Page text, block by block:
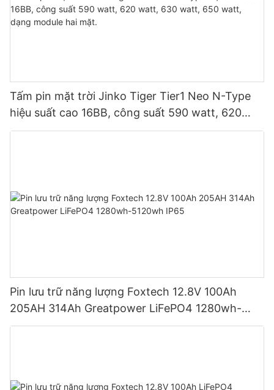
Tấm pin mặt trời Jinko Tiger Tier1 Neo N-Type
hiệu suất cao 16BB, công suất 590 watt, 620
watt, 630 watt, 650 watt, dạng module hai mặt.
Pin lưu trữ năng lượng Foxtech 12.8V 100Ah
205AH 314Ah Greatpower LiFePO4 1280wh-
5120wh IP65